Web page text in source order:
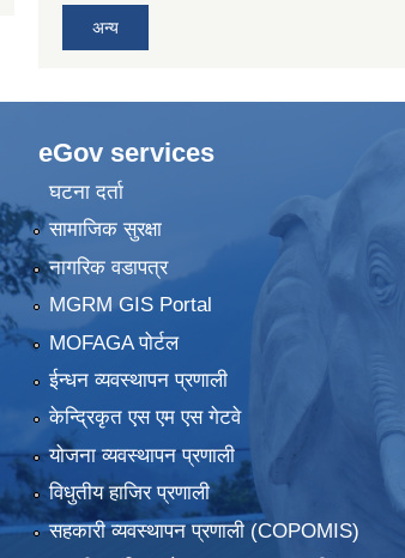
अन्य
eGov services
घटना दर्ता
सामाजिक सुरक्षा
नागरिक वडापत्र
MGRM GIS Portal
MOFAGA पोर्टल
ईन्धन व्यवस्थापन प्रणाली
केन्द्रिकृत एस एम एस गेटवे
योजना व्यवस्थापन प्रणाली
विधुतीय हाजिर प्रणाली
सहकारी व्यवस्थापन प्रणाली (COPOMIS)